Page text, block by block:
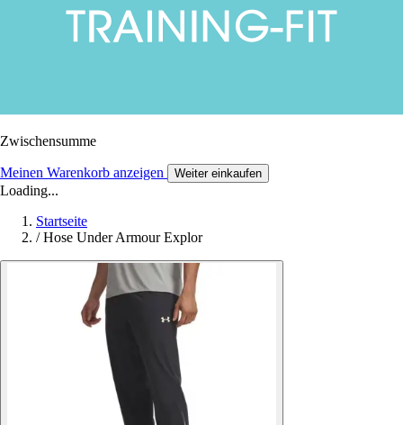
Zwischensumme
Meinen Warenkorb anzeigen Weiter einkaufen
Loading...
Startseite
/ Hose Under Armour Explor